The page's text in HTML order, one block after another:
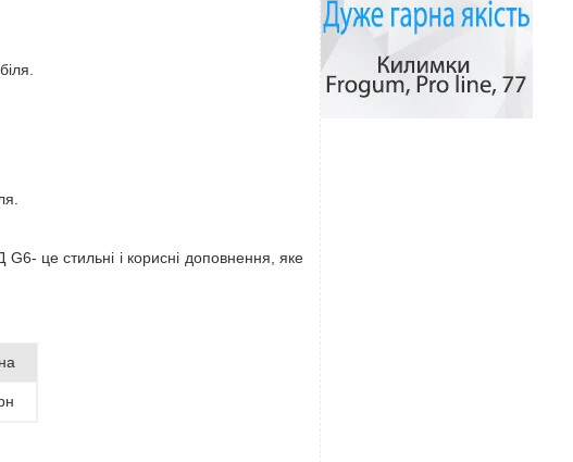
це стильні і корисні доповнення, яке